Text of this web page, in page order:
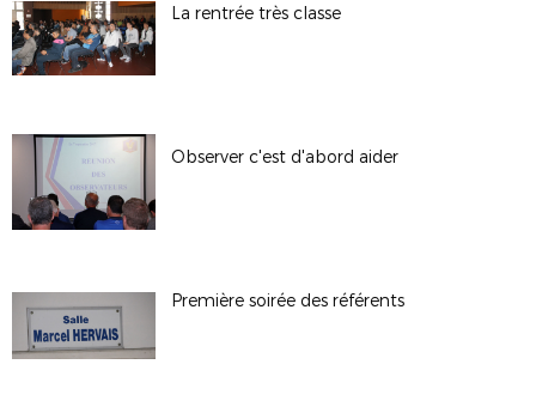
La rentrée très classe
Observer c'est d'abord aider
Première soirée des référents